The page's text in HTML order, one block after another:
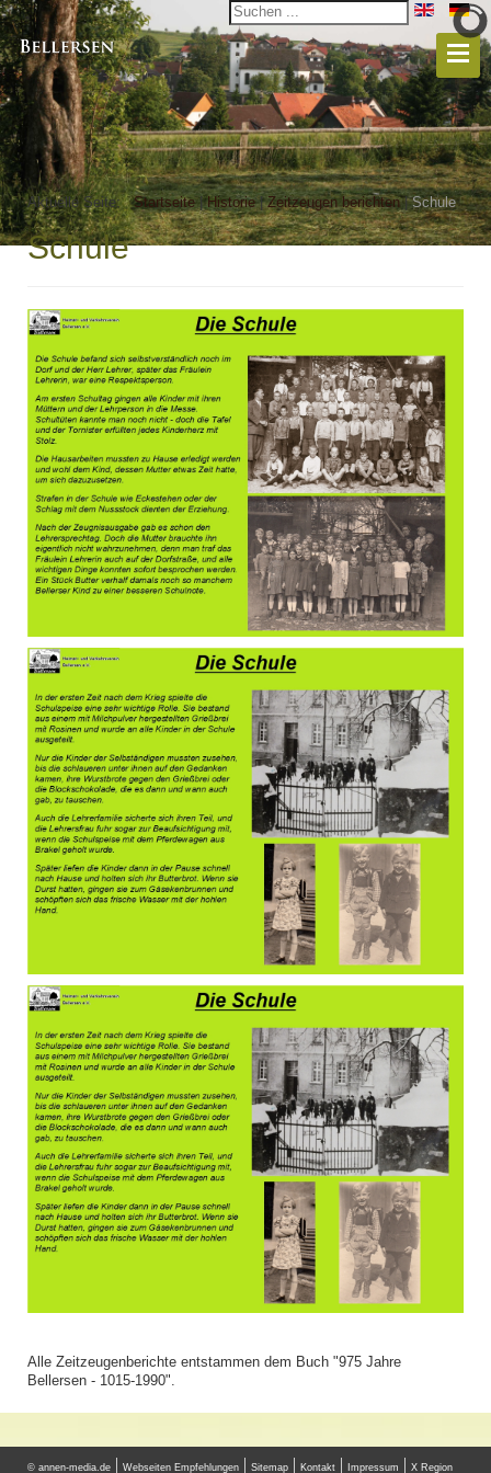
Aktuelle Seite: Startseite Historie | Zeitzeugen berichten | Schule
Schule
Alle Zeitzeugenberichte entstammen dem Buch "975 Jahre
Bellersen - 1015-1990".
© annen-media.de Webseiten Empfehlungen Sitemap Kontakt Impressum X Region